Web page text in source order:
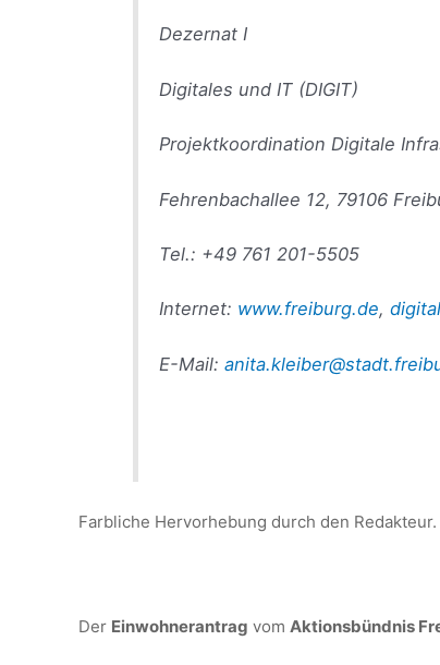
Dezernat I
Digitales und IT (DIGIT)
Projektkoordination Digitale
Fehrenbachallee 12, 79106
Tel.: +49 761 201-5505
Internet: www.freiburg.de,
E-Mail:
Farbliche Hervorhebung durch den Redakteur.
Der Einwohnerantrag vom Aktionsbündnis